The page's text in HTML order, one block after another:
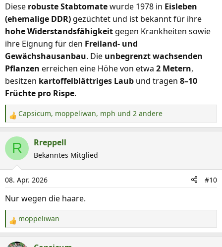
n
:
Diese robuste Stabtomatewurde 1978 in Eisleben
(ehemalige DDR) gezüchtet und ist bekannt für ihre
hohe Widerstandsfähigkeit gegen Krankheiten sowie
ihre Eignung für den Freiland- und
Gewächshausanbau. Die unbegrenzt wachsenden
Pflanzen erreichen eine Höhe von etwa 2 Metern,
besitzen kartoffelblättriges Laub und tragen 8–10
Früchte pro Rispe.
R
e
a
t
i
o
n
:
Capsicum, moppeliwan, mph und 2 andere
R Rreppell
Bekanntes Mitglied
08. Apr. 2026 #10
Nur wegen die haare.
R
e
a
moppeliwan